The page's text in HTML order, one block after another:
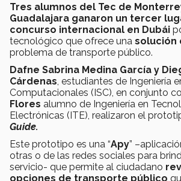
Tres alumnos del Tec de
Guadalajara ganaron un tercer
concurso internacional en Dubái
tecnológico que ofrece una solución
problema de transporte público.
Dafne Sabrina Medina García y
Cárdenas , estudiantes de Ingeniería
Computacionales (ISC), en conjunto
Flores alumno de Ingeniería en
Electrónicas (ITE), realizaron el
Guide.
Este prototipo es una “Apy”
otras o de las redes sociales para
servicio- que permite al ciudadano
opciones de transporte público